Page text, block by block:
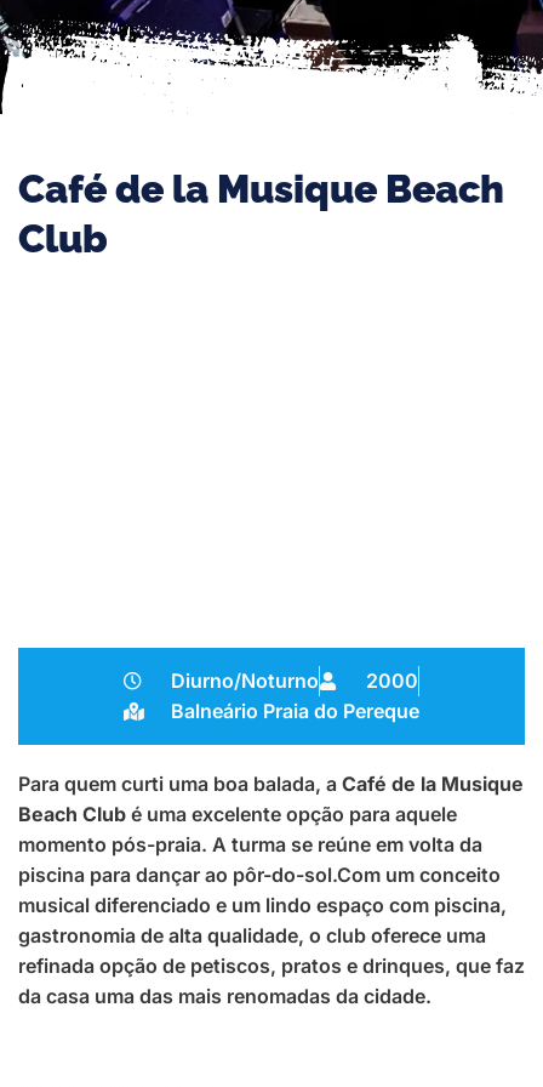
Café de la Musique Beach
Club
Diurno/Noturno
2000
Balneário Praia do Pereque
Para quem curti uma boa balada, a Café de la Musique
Beach Club é uma excelente opção para aquele
momento pós-praia. A turma se reúne em volta da
piscina para dançar ao pôr-do-sol.Com um conceito
musical diferenciado e um lindo espaço com piscina,
gastronomia de alta qualidade, o club oferece uma
refinada opção de petiscos, pratos e drinques, que faz
da casa uma das mais renomadas da cidade.